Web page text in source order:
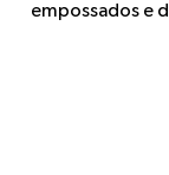
empossados e